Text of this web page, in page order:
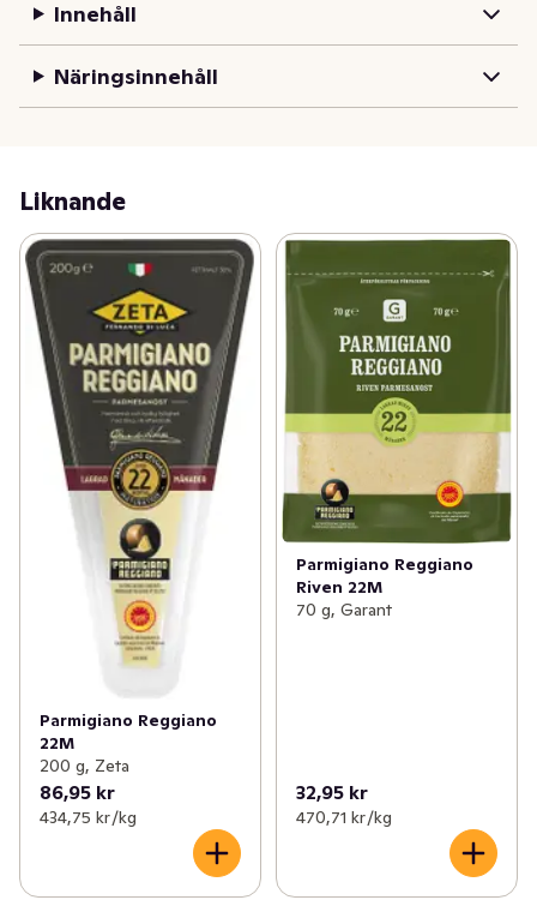
Innehåll
Näringsinnehåll
Liknande
Parmigiano Reggiano
22M
200 g, Zeta
86,95 kr
434,75 kr /kg
Parmigiano Reggiano
Riven 22M
70 g, Garant
32,95 kr
470,71 kr /kg